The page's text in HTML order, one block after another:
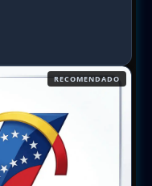
RECOMENDADO